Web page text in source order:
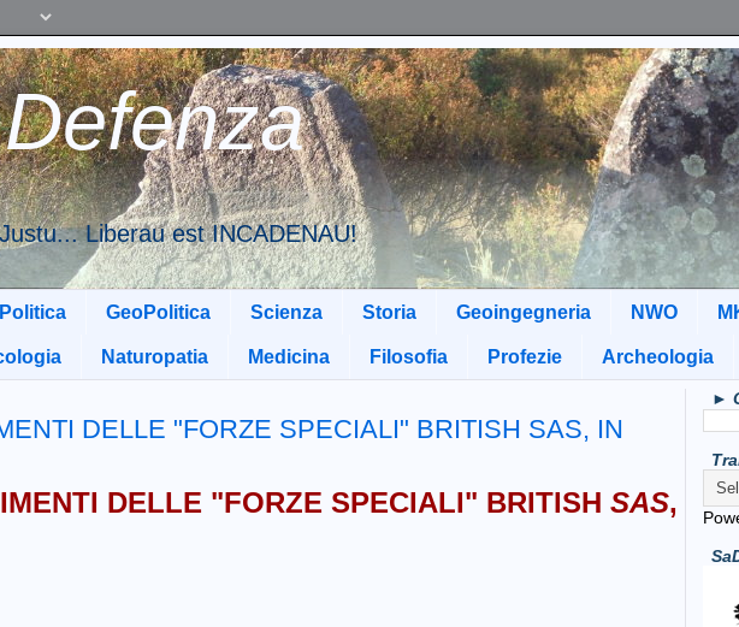
Liberau est INCADENAU!
Politica GeoPolitica Scienza Storia Geoingegneria NWO
Naturopatia Medicina Filosofia Profezie Archeologia
DELLE "FORZE SPECIALI" BRITISH SAS, IN
DELLE "FORZE SPECIALI" BRITISH SAS,
►